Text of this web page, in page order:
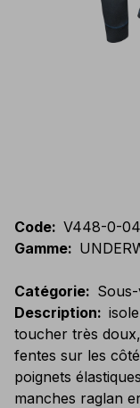
Code: V448-0-04
Gamme:
Catégorie:
Description:
toucher très
fentes sur les
poignets
manches raglan